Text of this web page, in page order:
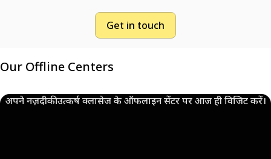
Get in touch
Our Offline Centers
अपने नज़दीकी उत्कर्ष क्लासेज के ऑफलाइन सेंटर पर आज ही विजिट करें।